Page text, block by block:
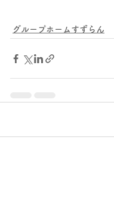
グループホームすずらん